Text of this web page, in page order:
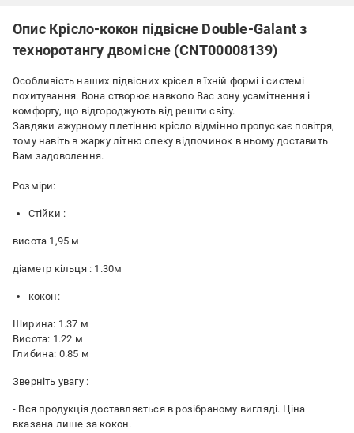
Опис Крісло-кокон підвісне Double-Galant з
техноротангу двомісне (CNT00008139)
Особливість наших підвісних крісел в їхній формі і системі
похитування. Вона створює навколо Вас зону усамітнення і
комфорту, що відгороджують від решти світу.
Завдяки ажурному плетінню крісло відмінно пропускає повітря,
тому навіть в жарку літню спеку відпочинок в ньому доставить
Вам задоволення.
Розміри:
Стійки :
висота 1,95 м
діаметр кільця : 1.30м
кокон:
Ширина: 1.37 м
Висота: 1.22 м
Глибина: 0.85 м
Зверніть увагу :
- Вся продукція доставляється в розібраному вигляді. Ціна
вказана лише за кокон.